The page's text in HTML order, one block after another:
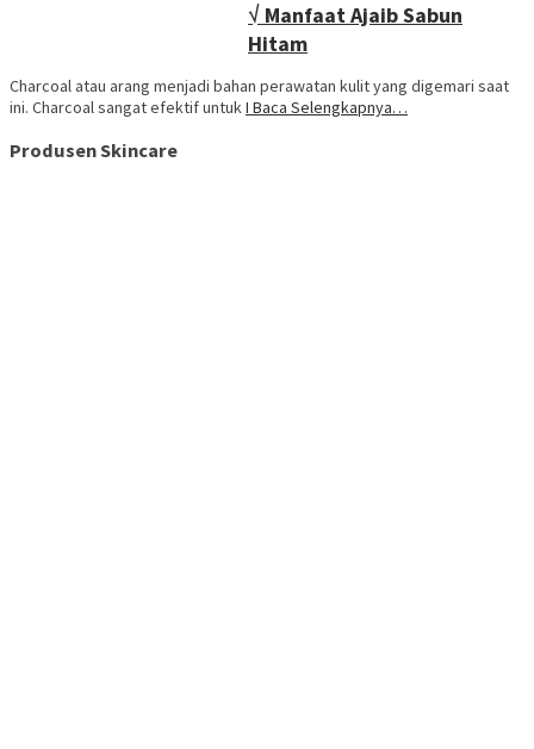
√ Manfaat Ajaib Sabun
Hitam
Charcoal atau arang menjadi bahan perawatan kulit yang digemari saat
ini. Charcoal sangat efektif untukI Baca Selengkapnya…
Produsen Skincare